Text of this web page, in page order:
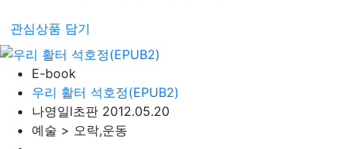
관심상품 담기
E-book
우리 활터 석호정(EPUB2)
나영일l초판 2012.05.20
예술 > 오락,운동